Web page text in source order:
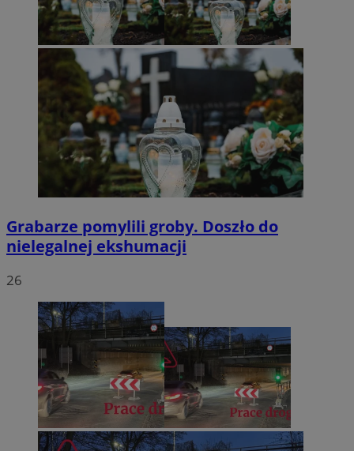
Grabarze pomylili groby. Doszło do
nielegalnej ekshumacji
26